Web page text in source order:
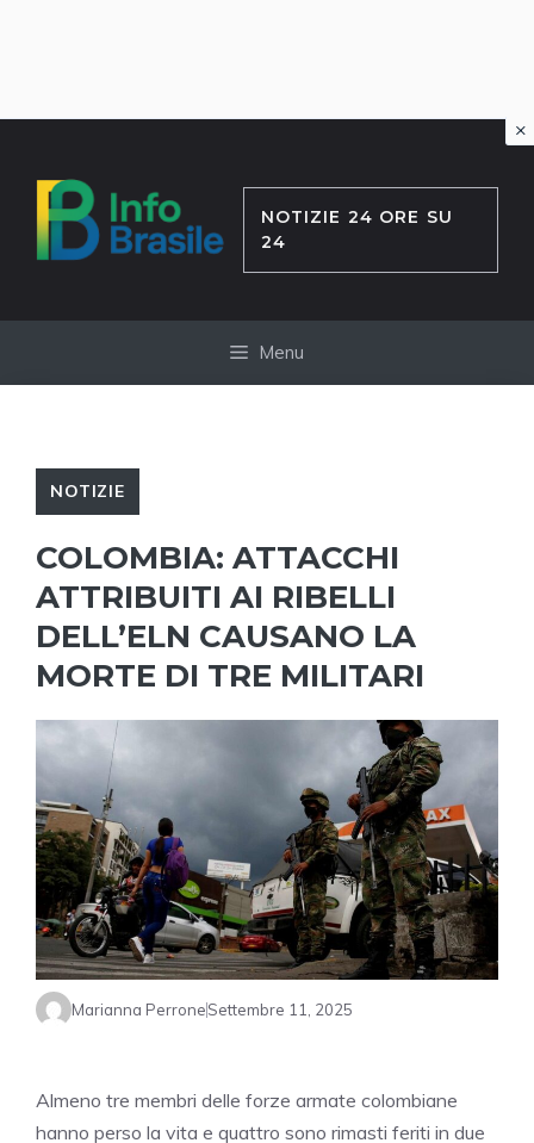
contenuto
NOTIZIE 24 ORE SU
24
Menu
NOTIZIE
COLOMBIA: ATTACCHI
ATTRIBUITI AI RIBELLI
DELL’ELN CAUSANO LA
MORTE DI TRE MILITARI
Marianna PerroneSettembre 11, 2025
Almeno tre membri delle forze armate colombiane
hanno perso la vita e quattro sono rimasti feriti in due
×